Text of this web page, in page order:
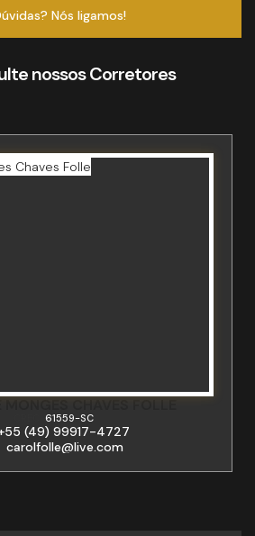
Nós ligamos!
nossos Corretores
MONGES CHAVES FOLLE
61559-SC
(49) 99917-4727
carolfolle@live.com